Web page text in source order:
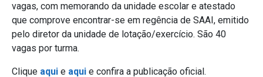
vagas, com memorando da unidade escolar e atestado
que comprove encontrar-se em regência de SAAI, emitido
pelo diretor da unidade de lotação/exercício. São 40
vagas por turma.
Clique aqui e aqui e confira a publicação oficial.